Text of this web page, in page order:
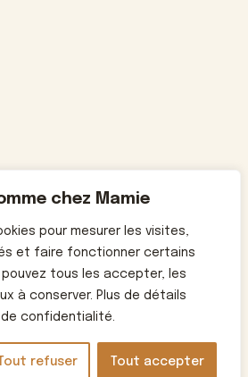
chez Mamie
pour mesurer les visites,
et faire fonctionner certains
tous les accepter, les
à conserver. Plus de détails
confidentialité.
Tout refuser Tout accepter